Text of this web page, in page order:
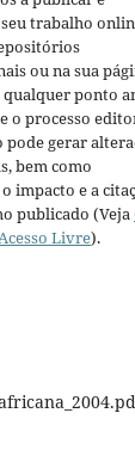
trabalho
ou na sua
qualquer ponto
o processo
pode gerar
bem como
impacto e a
publicado (Veja
Livre).